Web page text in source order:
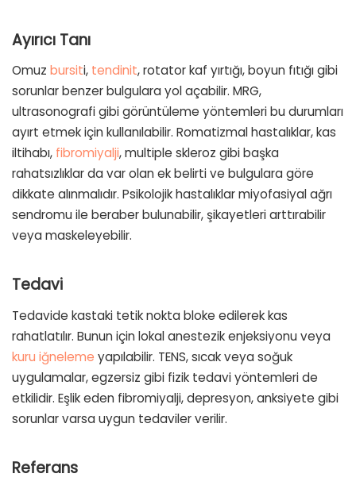
Ayırıcı Tanı
Omuz bursiti, tendinit, rotator kaf yırtığı, boyun fıtığı gibi
sorunlar benzer bulgulara yol açabilir. MRG,
ultrasonografi gibi görüntüleme yöntemleri bu durumları
ayırt etmek için kullanılabilir. Romatizmal hastalıklar, kas
iltihabı, fibromiyalji, multiple skleroz gibi başka
rahatsızlıklar da var olan ek belirti ve bulgulara göre
dikkate alınmalıdır. Psikolojik hastalıklar miyofasiyal ağrı
sendromu ile beraber bulunabilir, şikayetleri arttırabilir
veya maskeleyebilir.
Tedavi
Tedavide kastaki tetik nokta bloke edilerek kas
rahatlatılır. Bunun için lokal anestezik enjeksiyonu veya
kuru iğneleme yapılabilir. TENS, sıcak veya soğuk
uygulamalar, egzersiz gibi fizik tedavi yöntemleri de
etkilidir. Eşlik eden fibromiyalji, depresyon, anksiyete gibi
sorunlar varsa uygun tedaviler verilir.
Referans